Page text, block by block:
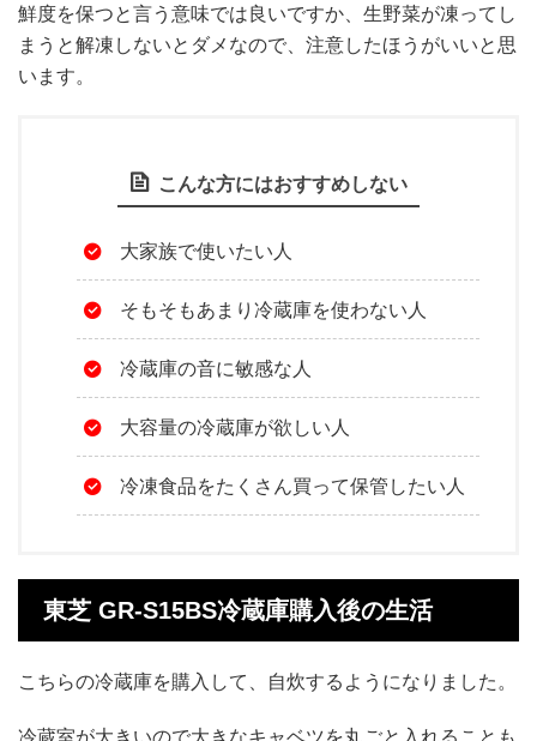
鮮度を保つと言う意味では良いですか、生野菜が凍ってし
まうと解凍しないとダメなので、注意したほうがいいと思
います。
こんな方にはおすすめしない
大家族で使いたい人
そもそもあまり冷蔵庫を使わない人
冷蔵庫の音に敏感な人
大容量の冷蔵庫が欲しい人
冷凍食品をたくさん買って保管したい人
東芝 GR-S15BS冷蔵庫購入後の生活
こちらの冷蔵庫を購入して、自炊するようになりました。
冷蔵室が大きいので大きなキャベツを丸ごと入れることも